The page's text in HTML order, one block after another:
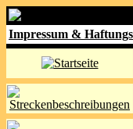
Impressum &